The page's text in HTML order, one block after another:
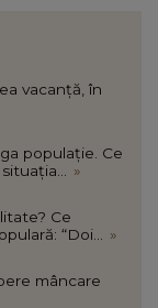
vacanță, în
populație. Ce
»
Ce
“Doi...
»
mâncare